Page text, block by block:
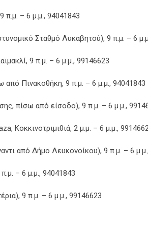
π.μ. – 6 μ.μ., 94041843
Σταθμό Λυκαβητού), 9 π.μ. – 6
9 π.μ. – 6 μ.μ., 99146623
Πινακοθήκη, 9 π.μ. – 6 μ.μ., 94041843
πίσω από είσοδο), 9 π.μ. – 6 μ.μ.,
Κοκκινοτριμιθιά, 2 μ.μ. – 6 μ.μ.,
από Δήμο Λευκονοίκου), 9 π.μ. – 6
– 6 μ.μ., 94041843
9 π.μ. – 6 μ.μ., 99146623